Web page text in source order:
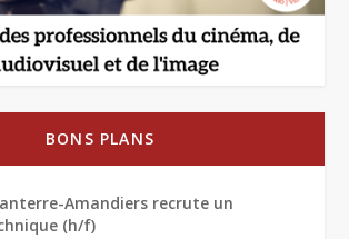
BONS PLANS
Amandiers recrute un
(h/f)